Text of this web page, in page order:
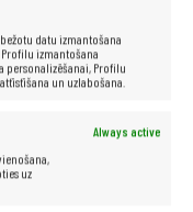
datu izmantošana
izmantošana
personalizēšanai, Profilu
un uzlabošana.
Always active
uz
3.1, C tipa USB,
(audio)
kg
klaviatūras uzlīmes.
10 Pro
adapteris